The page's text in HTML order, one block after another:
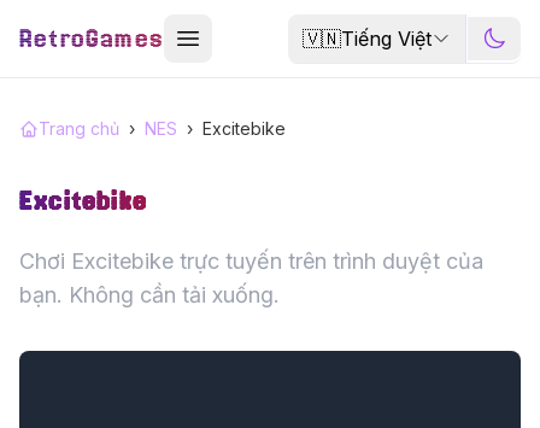
RetroGames 🇻🇳Tiếng Việt
Trang chủ › NES › Excitebike
Excitebike
Chơi Excitebike trực tuyến trên trình duyệt của
bạn. Không cần tải xuống.